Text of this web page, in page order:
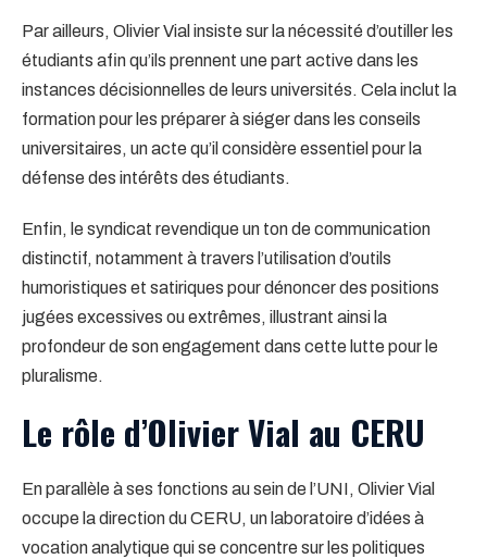
Par ailleurs, Olivier Vial insiste sur la nécessité d’outiller les
étudiants afin qu’ils prennent une part active dans les
instances décisionnelles de leurs universités. Cela inclut la
formation pour les préparer à siéger dans les conseils
universitaires, un acte qu’il considère essentiel pour la
défense des intérêts des étudiants.
Enfin, le syndicat revendique un ton de communication
distinctif, notamment à travers l’utilisation d’outils
humoristiques et satiriques pour dénoncer des positions
jugées excessives ou extrêmes, illustrant ainsi la
profondeur de son engagement dans cette lutte pour le
pluralisme.
Le rôle d’Olivier Vial au CERU
En parallèle à ses fonctions au sein de l’UNI, Olivier Vial
occupe la direction du CERU, un laboratoire d’idées à
vocation analytique qui se concentre sur les politiques